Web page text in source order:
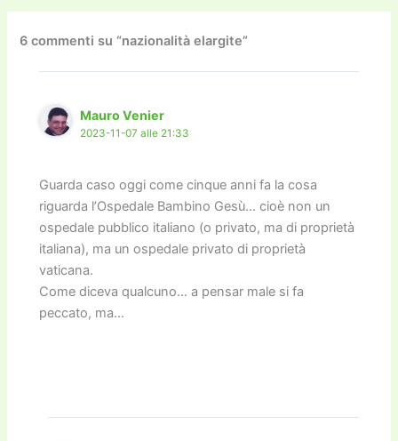
b
o
o
k
d
o
n
a
m
Li
k
dI vi
6 commenti su “nazionalità elargite”
Mauro Venier
2023-11-07 alle 21:33
Guarda caso oggi come cinque anni fa la cosa
riguarda l’Ospedale Bambino Gesù… cioè non un
ospedale pubblico italiano (o privato, ma di proprietà
italiana), ma un ospedale privato di proprietà
vaticana.
Come diceva qualcuno… a pensar male si fa
peccato, ma…